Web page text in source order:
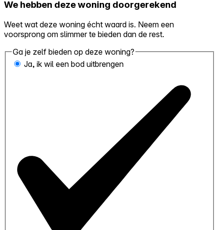
We hebben deze woning doorgerekend
Weet wat deze woning écht waard is. Neem een
voorsprong om slimmer te bieden dan de rest.
Ga je zelf bieden op deze woning?
Ja, ik wil een bod uitbrengen